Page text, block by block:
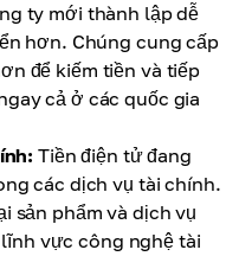
ty mới thành lập dễ
hơn. Chúng cung cấp
để kiếm tiền và tiếp
cả ở các quốc gia
Tiền điện tử đang
các dịch vụ tài chính.
sản phẩm và dịch vụ
vực công nghệ tài